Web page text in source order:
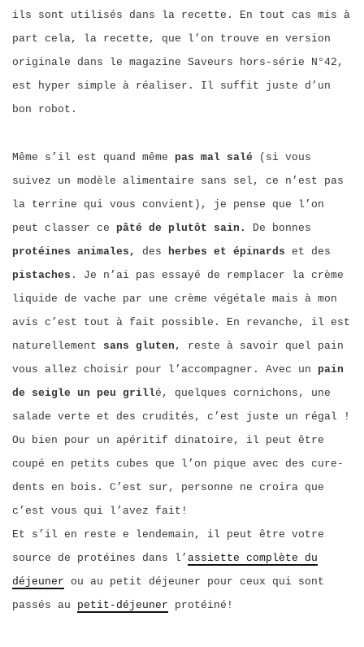
ils sont utilisés dans la recette. En tout cas mis à
part cela, la recette, que l’on trouve en version
originale dans le magazine Saveurs hors-série N°42,
est hyper simple à réaliser. Il suffit juste d’un
bon robot.
Même s’il est quand même pas mal salé
(si vous
suivez un modèle alimentaire sans sel, ce n’est pas
la terrine qui vous convient), je pense que l’on
peut classer ce pâté de plutôt sain. De bonnes
protéines animales,
des herbes et épinards et des
pistaches . Je n’ai pas essayé de remplacer la crème
liquide de vache par une crème végétale mais à mon
avis c’est tout à fait possible. En revanche, il est
naturellement sans gluten , reste à savoir quel pain
vous allez choisir pour l’accompagner. Avec un pain
de seigle un peu grillé, quelques cornichons, une
salade verte et des crudités, c’est juste un régal !
Ou bien pour un apéritif dinatoire, il peut être
coupé en petits cubes que l’on pique avec des cure-
dents en bois. C’est sur, personne ne croira que
c’est vous qui l’avez fait!
Et s’il en reste e lendemain, il peut être votre
source de protéines dans l’ assiette complète du
déjeuner ou au petit déjeuner pour ceux qui sont
passés au petit-déjeuner protéiné!